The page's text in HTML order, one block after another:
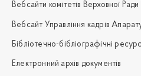
Вебсайти комітетів Верховної Ради
Вебсайт Управління кадрів
Бібліотечно-бібліографічні
Електронний архів документів